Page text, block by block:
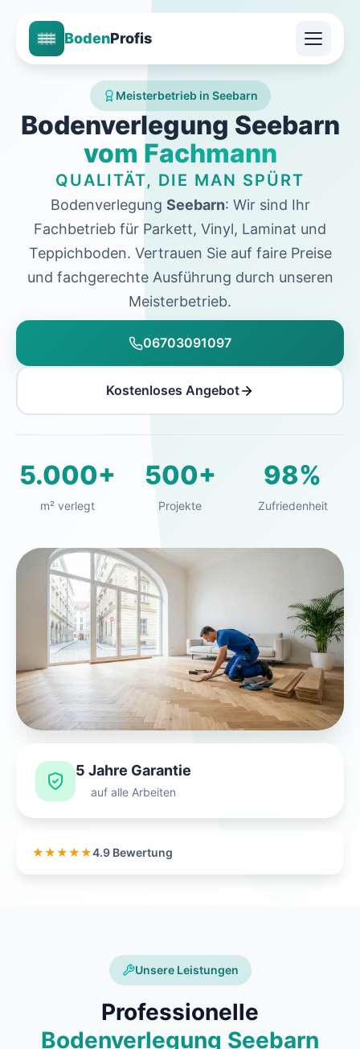
BodenProfis
Meisterbetrieb in Seebarn
Bodenverlegung Seebarn
vom Fachmann
QUALITÄT, DIE MAN SPÜRT
Bodenverlegung Seebarn: Wir sind Ihr
Fachbetrieb für Parkett, Vinyl, Laminat und
Teppichboden. Vertrauen Sie auf faire Preise
und fachgerechte Ausführung durch unseren
Meisterbetrieb.
06703091097
Kostenloses Angebot
5.000+
m² verlegt
500+
Projekte
98%
Zufriedenheit
5 Jahre Garantie
auf alle Arbeiten
★★★★★4.9 Bewertung
Unsere Leistungen
Professionelle
Bodenverlegung Seebarn